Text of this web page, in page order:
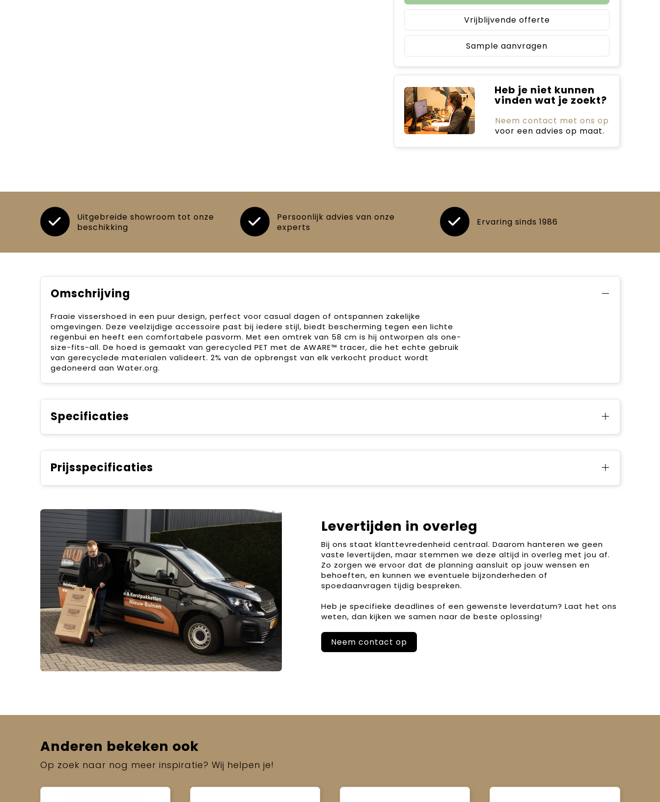
Vrijblijvende offerte
Sample aanvragen
Heb je niet kunnen
vinden wat je zoekt?
Neem contact met ons op
voor een advies op maat.
Uitgebreide showroom tot onze
beschikking
Persoonlijk advies van onze
experts
Ervaring sinds 1986
Omschrijving
Fraaie vissershoed in een puur design, perfect voor casual dagen of ontspannen zakelijke
omgevingen. Deze veelzijdige accessoire past bij iedere stijl, biedt bescherming tegen een lichte
regenbui en heeft een comfortabele pasvorm. Met een omtrek van 58 cm is hij ontworpen als one-
size-fits-all. De hoed is gemaakt van gerecycled PET met de AWARE™ tracer, die het echte gebruik
van gerecyclede materialen valideert. 2% van de opbrengst van elk verkocht product wordt
gedoneerd aan Water.org.
Specificaties
Prijsspecificaties
Levertijden in overleg
Bij ons staat klanttevredenheid centraal. Daarom hanteren we geen
vaste levertijden, maar stemmen we deze altijd in overleg met jou af.
Zo zorgen we ervoor dat de planning aansluit op jouw wensen en
behoeften, en kunnen we eventuele bijzonderheden of
spoedaanvragen tijdig bespreken.
Heb je specifieke deadlines of een gewenste leverdatum? Laat het ons
weten, dan kijken we samen naar de beste oplossing!
Neem contact op
Anderen bekeken ook
Op zoek naar nog meer inspiratie? Wij helpen je!